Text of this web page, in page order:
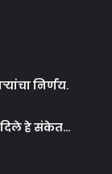
निर्णय.
हे संकेत…